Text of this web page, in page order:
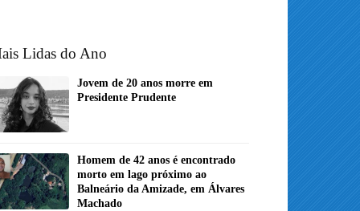
Lidas do Ano
Jovem de 20 anos morre em
Presidente Prudente
Homem de 42 anos é encontrado
morto em lago próximo ao
Balneário da Amizade, em Álvares
Machado